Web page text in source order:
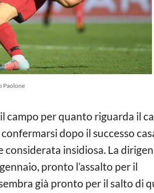
Paolone
campo per quanto riguarda il
dopo il successo
insidiosa. La
pronto l’assalto per il
già pronto per il salto di